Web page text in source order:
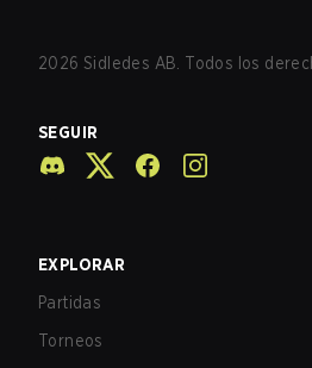
2026 Sidledes AB. Todos los
SEGUIR
EXPLORAR
Partidas
Torneos